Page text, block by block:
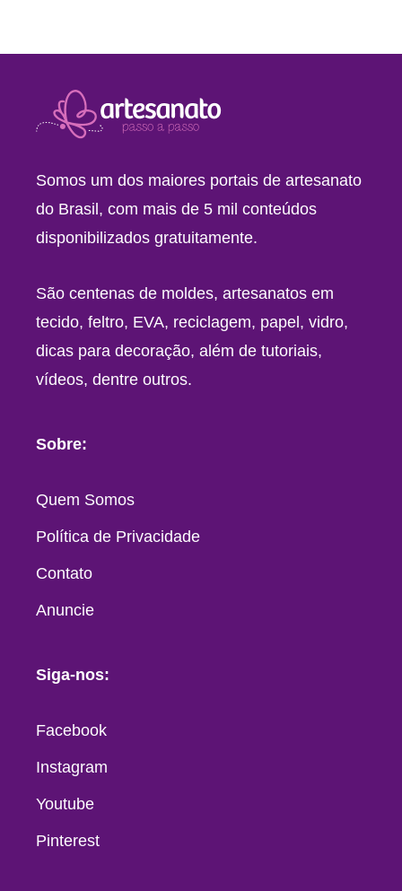
Somos um dos maiores portais de artesanato
do Brasil, com mais de 5 mil conteúdos
disponibilizados gratuitamente.
São centenas de moldes, artesanatos em
tecido, feltro, EVA, reciclagem, papel, vidro,
dicas para decoração, além de tutoriais,
vídeos, dentre outros.
Sobre:
Quem Somos
Política de Privacidade
Contato
Anuncie
Siga-nos:
Facebook
Instagram
Youtube
Pinterest